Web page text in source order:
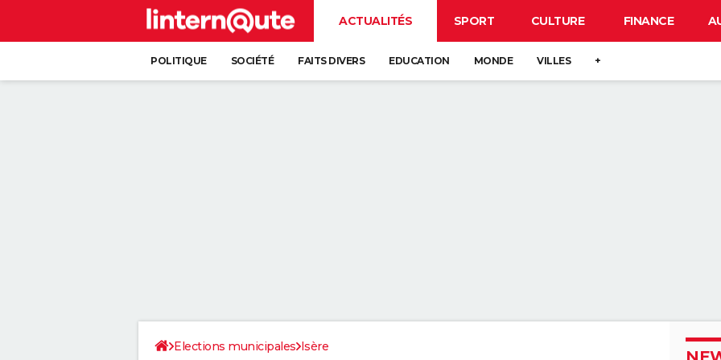
ACTUALITÉS SPORT CULTURE FINANCE
POLITIQUE SOCIÉTÉ FAITS DIVERS EDUCATION MONDE VILLES +
Elections municipales Isère